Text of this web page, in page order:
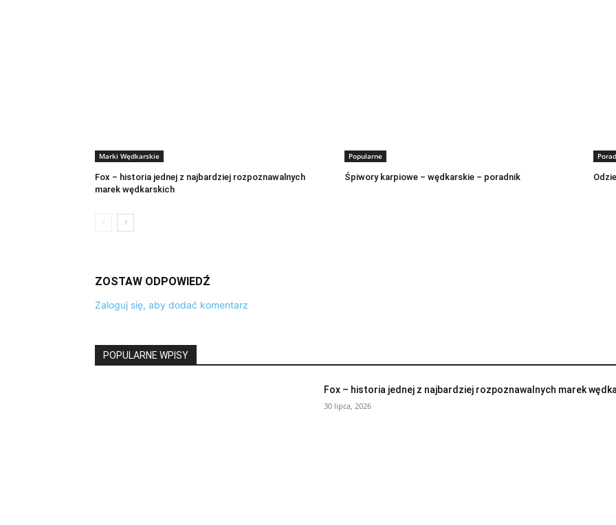
Marki Wędkarskie
Fox – historia jednej z najbardziej rozpoznawalnych
marek wędkarskich
Popularne
Śpiwory karpiowe – wędkarskie – poradnik
ZOSTAW ODPOWIEDŹ
Zaloguj się, aby dodać komentarz
POPULARNE WPISY
Fox – historia jednej z najbardziej rozpoznawalnych marek
30 lipca, 2026